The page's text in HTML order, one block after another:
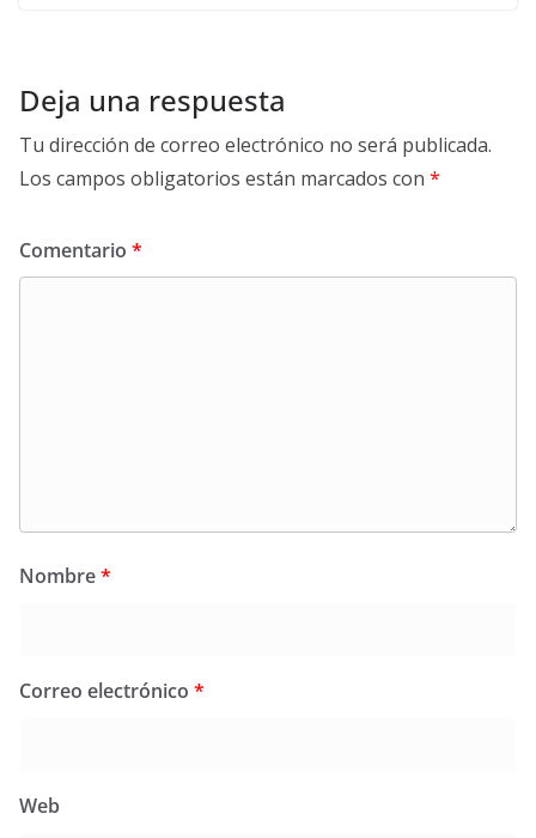
Deja una respuesta
Tu dirección de correo electrónico no será publicada.
Los campos obligatorios están marcados con *
Comentario *
Nombre*
Correo electrónico *
Web